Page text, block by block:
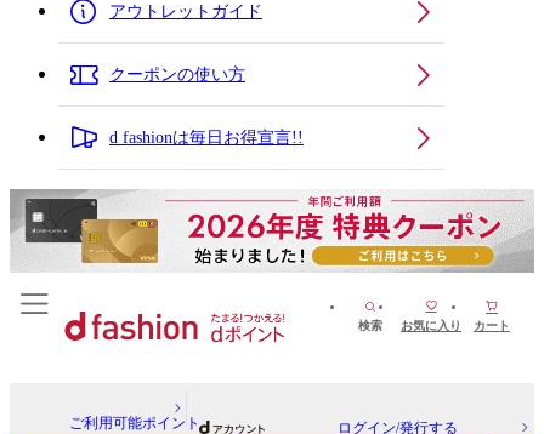
アウトレットガイド
クーポンの使い方
d fashionは毎日お得宣言!!
検索 お気に入り カート
ご利用可能ポイント ログイン/発行する